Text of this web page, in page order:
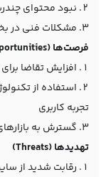
نبود محتوای
مشکلات فنی در
فرصت‌ها (Opportunities)
افزایش تقاضا
استفاده از
تجربه کاربری
گسترش به
تهدیدها (Threats)
رقابت شدید از